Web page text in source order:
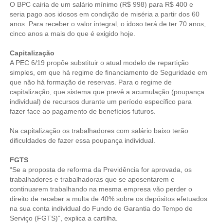
FGTS CORREÇÃO
LEGISLAÇÃO
LEI 4.950-A/1966 – PISO SALARIAL
LEI 5.194/1966 – REGULAMENTAÇÃO DA PROFISSÃO
LEI 6.496/1977 – ART
HOMOLOGAÇÕES
PISO SALARIAL
FIQUE POR DENTRO
O BPC cairia de um salário mínimo (R$ 998) para R$ 400 e
seria pago aos idosos em condição de miséria a partir dos 60
anos. Para receber o valor integral, o idoso terá de ter 70 anos,
cinco anos a mais do que é exigido hoje.
Capitalização
A PEC 6/19 propõe substituir o atual modelo de repartição
simples, em que há regime de financiamento de Seguridade em
que não há formação de reservas. Para o regime de
capitalização, que sistema que prevê a acumulação (poupança
individual) de recursos durante um período específico para
fazer face ao pagamento de benefícios futuros.
Na capitalização os trabalhadores com salário baixo terão
dificuldades de fazer essa poupança individual.
FGTS
“Se a proposta de reforma da Previdência for aprovada, os
trabalhadores e trabalhadoras que se aposentarem e
continuarem trabalhando na mesma empresa vão perder o
direito de receber a multa de 40% sobre os depósitos efetuados
na sua conta individual do Fundo de Garantia do Tempo de
Serviço (FGTS)”, explica a cartilha.